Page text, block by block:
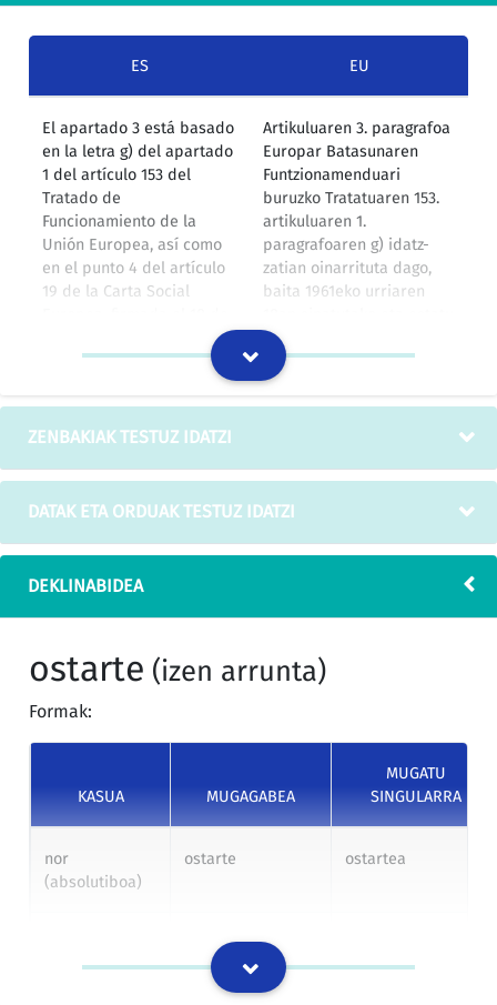
ES EU
El apartado 3 está basado
en la letra g) del apartado
1 del artículo 153 del
Tratado de
Funcionamiento de la
Unión Europea, así como
en el punto 4 del artículo
19 de la Carta Social
ratificada por todos los
Estados miembros. Es por
lo tanto aplicable el
apartado 2 del artículo 52
la contratación de marinos
con nacionalidad de
tripulaciones de buques
miembro de la Unión
quedará regulada por el
legislaciones y prácticas
nacionales.
Artikuluaren 3. paragrafoa
Europar Batasunaren
Funtzionamenduari
buruzko Tratatuaren 153.
artikuluaren 1.
paragrafoaren g) idatz-
zatian oinarrituta dago,
baita 1961eko urriaren
kide guztiek berretsitako
Europako Gutun
Sozialaren 19. artikuluaren
4. puntuan ere Beraz,
daiteke . Batasunaren
Zuzenbideak eta estatu
jokaerek arautuko dute
itsasontzietako
estatuetako nazionalitatea
duten tostartekoen
ZENBAKIAK TESTUZ IDATZI
DATAK ETA ORDUAK TESTUZ IDATZI
DEKLINABIDEA
ostarte (izen arrunta)
Formak:
KASUA MUGAGABEA
MUGATU
SINGULARRA
nor
(absolutiboa)
ostarte ostartea
(ergatiboa)
ostartek